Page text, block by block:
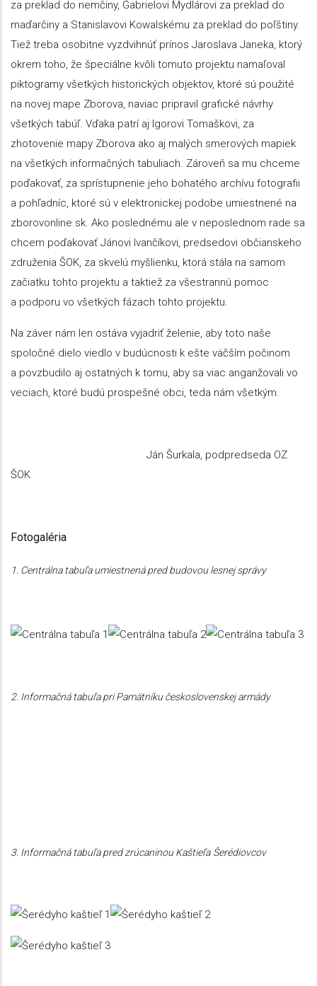
za preklad do nemčiny, Gabrielovi Mydlárovi za preklad do
maďarčiny a Stanislavovi Kowalskému za preklad do poľštiny.
Tiež treba osobitne vyzdvihnúť prínos Jaroslava Janeka, ktorý
okrem toho, že špeciálne kvôli tomuto projektu namaľoval
piktogramy všetkých historických objektov, ktoré sú použité
na novej mape Zborova, naviac pripravil grafické návrhy
všetkých tabúľ. Vďaka patrí aj Igorovi Tomaškovi, za
zhotovenie mapy Zborova ako aj malých smerových mapiek
na všetkých informačných tabuliach. Zároveň sa mu chceme
poďakovať, za sprístupnenie jeho bohatého archívu fotografii
a pohľadníc, ktoré sú v elektronickej podobe umiestnené na
zborovonline.sk. Ako poslednému ale v neposlednom rade sa
chcem poďakovať Jánovi Ivančíkovi, predsedovi občianskeho
združenia ŠOK, za skvelú myšlienku, ktorá stála na samom
začiatku tohto projektu a taktiež za všestrannú pomoc
a podporu vo všetkých fázach tohto projektu.
Na záver nám len ostáva vyjadriť želenie, aby toto naše
spoločné dielo viedlo v budúcnosti k ešte väčším počinom
a povzbudilo aj ostatných k tomu, aby sa viac anganžovali vo
veciach, ktoré budú prospešné obci, teda nám všetkým.
Ján Šurkala, podpredseda OZ
ŠOK
Fotogaléria
1. Centrálna tabuľa umiestnená pred budovou lesnej správy
2. Informačná tabuľa pri Pamätníku československej armády
3. Informačná tabuľa pred zrúcaninou Kaštieľa Šerédiovcov